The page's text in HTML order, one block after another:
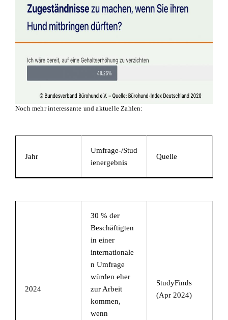
Noch mehr interessante und aktuelle Zahlen:
Jahr
Umfrage-/Stud
ienergebnis
Quelle
2024
30 % der
Beschäftigten
in einer
internationale
n Umfrage
würden eher
zur Arbeit
kommen,
wenn
StudyFinds
(Apr 2024)